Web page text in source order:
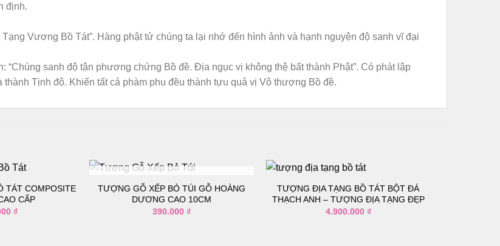
định.
Vương Bồ Tát”. Hàng phật tử chúng ta lại nhớ đến hình ảnh và hạnh nguyện độ sanh vĩ đại
“Chúng sanh độ tận phương chứng Bồ đề. Địa ngục vị không thệ bất thành Phật”. Có phát lập
Tịnh độ. Khiến tất cả phàm phu đều thành tựu quả vị Vô thượng Bồ đề.
TÁT COMPOSITE
CẤP
₫
TẠM HẾT HÀNG
TƯỢNG GỖ XẾP BỎ TÚI GỖ HOÀNG
DƯƠNG CAO 10CM
390.000 ₫
TƯỢNG ĐỊA TẠNG BỒ TÁT BỘT ĐÁ
THẠCH ANH – TƯỢNG ĐỊA TẠNG ĐẸP
4.900.000 ₫